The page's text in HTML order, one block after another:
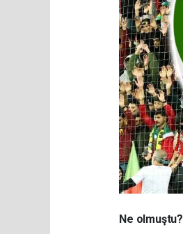
Ne olmuştu?